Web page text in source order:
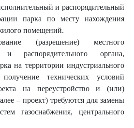
и распорядительный
парка по месту нахождения
помещений.
(разрешение) местного
и распорядительного органа,
на территории индустриального
технических условий
на переустройство и (или)
– проект) требуются для замены
газоснабжения, центрального